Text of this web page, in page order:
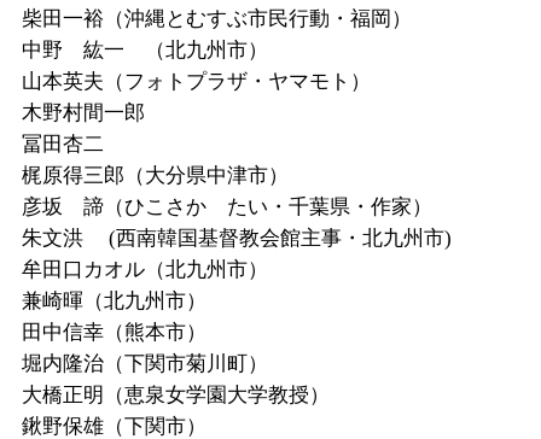
柴田一裕（沖縄とむすぶ市民行動・福岡）
中野 紘一 （北九州市）
山本英夫（フォトプラザ・ヤマモト）
木野村間一郎
冨田杏二
梶原得三郎（大分県中津市）
彦坂 諦（ひこさか たい・千葉県・作家）
朱文洪
(西南韓国基督教会館主事・北九州市)
牟田口カオル（北九州市）
兼崎暉（北九州市）
田中信幸（熊本市）
堀内隆治（下関市菊川町）
大橋正明（恵泉女学園大学教授）
鍬野保雄（下関市）